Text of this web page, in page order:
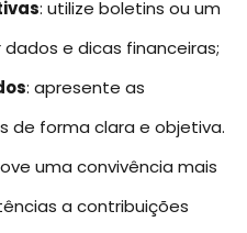
: utilize boletins ou um
e dicas financeiras;
: apresente as
de forma clara e objetiva.
uma convivência mais
a contribuições